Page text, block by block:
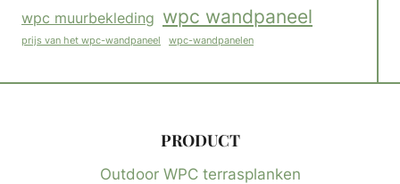
wpc muurbekleding wpc wandpaneel
prijs van het wpc-wandpaneel wpc-wandpanelen
PRODUCT
Outdoor WPC terrasplanken